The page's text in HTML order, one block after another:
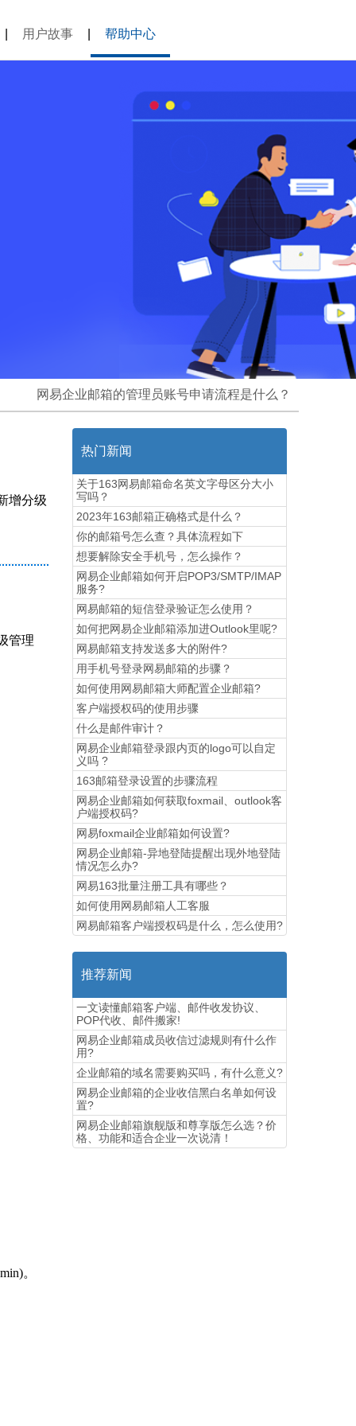
用户故事 帮助中心
网易企业邮箱的管理员账号申请流程是什么？
增分级
管理
。
热门新闻
关于163网易邮箱命名英文字母区分大小
写吗？
2023年163邮箱正确格式是什么？
你的邮箱号怎么查？具体流程如下
想要解除安全手机号，怎么操作？
网易企业邮箱如何开启POP3/SMTP/IMAP
服务?
网易邮箱的短信登录验证怎么使用？
如何把网易企业邮箱添加进Outlook里呢?
网易邮箱支持发送多大的附件?
用手机号登录网易邮箱的步骤？
如何使用网易邮箱大师配置企业邮箱?
​客户端授权码的使用步骤
什么是邮件审计？
网易企业邮箱登录跟内页的logo可以自定
义吗 ?
163邮箱登录设置的步骤流程
网易企业邮箱如何获取foxmail、outlook客
户端授权码?
网易foxmail企业邮箱如何设置?
网易企业邮箱-异地登陆提醒出现外地登陆
情况怎么办?
网易163批量注册工具有哪些？
如何使用网易邮箱人工客服
网易邮箱客户端授权码是什么，怎么使用?
推荐新闻
一文读懂邮箱客户端、邮件收发协议、
POP代收、邮件搬家!
网易企业邮箱成员收信过滤规则有什么作
用?
企业邮箱的域名需要购买吗，有什么意义?
网易企业邮箱的企业收信黑白名单如何设
置?
​网易企业邮箱旗舰版和尊享版怎么选？价
格、功能和适合企业一次说清！